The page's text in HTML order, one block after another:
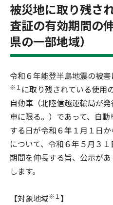
被災地に取り残さ
査証の有効期間の
県の一部地域）
令和６年能登半島地震の被
※１ に取り残されている使用
自動車（北陸信越運輸局が
車に限る。）であって、自
する日が令和６年１月１日
について、令和６年５月３
期間を伸長する旨、公示が
します。
【対象地域※１ 】